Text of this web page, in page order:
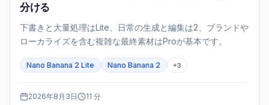
分ける
下書きと大量処理はLite、日常の生成と編集は2、ブランドや
ローカライズを含む複雑な最終素材はProが基本です。
Nano Banana 2 Lite Nano Banana 2 +3
2026年8月3日 11 分